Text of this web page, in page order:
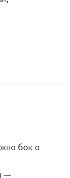
бок о
—